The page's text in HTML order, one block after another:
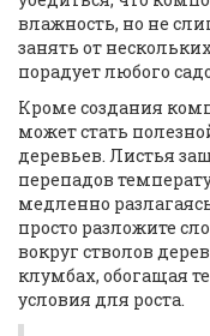
влажность, но не
занять от
порадует любого
Кроме создания
может стать
деревьев. Листья
перепадов
медленно
просто разложите
вокруг стволов
клумбах, обогащая
условия для роста.